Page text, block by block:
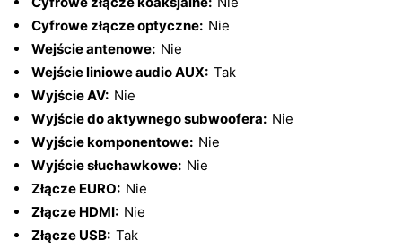
Cyfrowe złącze optyczne: Nie
Wejście antenowe: Nie
Wejście liniowe audio AUX: Tak
Wyjście AV: Nie
Wyjście do aktywnego subwoofera: Nie
Wyjście komponentowe: Nie
Wyjście słuchawkowe: Nie
Złącze EURO: Nie
Złącze HDMI: Nie
Złącze USB: Tak